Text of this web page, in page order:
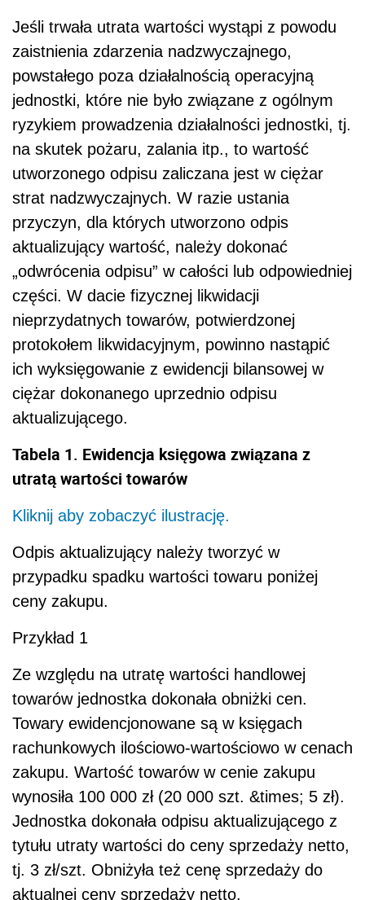
Jeśli trwała utrata wartości wystąpi z powodu
zaistnienia zdarzenia nadzwyczajnego,
powstałego poza działalnością operacyjną
jednostki, które nie było związane z ogólnym
ryzykiem prowadzenia działalności jednostki, tj.
na skutek pożaru, zalania itp., to wartość
utworzonego odpisu zaliczana jest w ciężar
strat nadzwyczajnych. W razie ustania
przyczyn, dla których utworzono odpis
aktualizujący wartość, należy dokonać
„odwrócenia odpisu” w całości lub odpowiedniej
części. W dacie fizycznej likwidacji
nieprzydatnych towarów, potwierdzonej
protokołem likwidacyjnym, powinno nastąpić
ich wyksięgowanie z ewidencji bilansowej w
ciężar dokonanego uprzednio odpisu
aktualizującego.
Tabela 1. Ewidencja księgowa związana z
utratą wartości towarów
Kliknij aby zobaczyć ilustrację.
Odpis aktualizujący należy tworzyć w
przypadku spadku wartości towaru poniżej
ceny zakupu.
Przykład 1
Ze względu na utratę wartości handlowej
towarów jednostka dokonała obniżki cen.
Towary ewidencjonowane są w księgach
rachunkowych ilościowo-wartościowo w cenach
zakupu. Wartość towarów w cenie zakupu
wynosiła 100 000 zł (20 000 szt. &times; 5 zł).
Jednostka dokonała odpisu aktualizującego z
tytułu utraty wartości do ceny sprzedaży netto,
tj. 3 zł/szt. Obniżyła też cenę sprzedaży do
aktualnej ceny sprzedaży netto.